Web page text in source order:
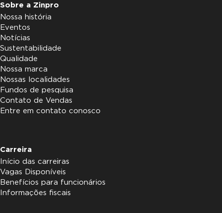
Sobre a Zinpro
Nossa história
Eventos
Notícias
Sustentabilidade
Qualidade
Nossa marca
Nossas localidades
Fundos de pesquisa
Contato de Vendas
Entre em contato conosco
Carreira
Início das carreiras
Vagas Disponíveis
Benefícios para funcionários
Informações fiscais